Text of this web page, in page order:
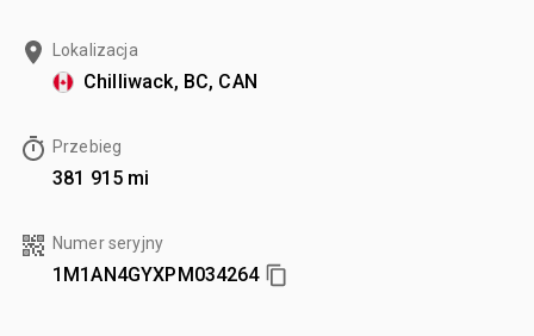
Lokalizacja
Chilliwack, BC, CAN
Przebieg
381 915 mi
Numer seryjny
1M1AN4GYXPM034264